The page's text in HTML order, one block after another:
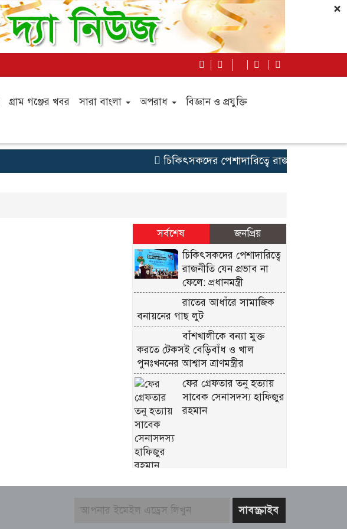
×
গ্রাম গঞ্জের খবর সারা বাংলা অপরাধ
বিজ্ঞান ও প্রযুক্তি
চিকিৎসকদের পেশাদারিত্বে রাজনীতি যেন প্রভাব
সর্বশেষ
জনপ্রিয়
চিকিৎসকদের পেশাদারিত্বে
রাজনীতি যেন প্রভাব না
ফেলে: প্রধানমন্ত্রী
রাতের আধাঁরে সামাজিক
বনায়নের গাছ লুট
বাঁশখালীকে বন্যা মুক্ত
করতে টেকসই বেড়িবাঁধ ও খাল
পুনঃখননের আশ্বাস ত্রাণমন্ত্রীর
ফের গ্রেফতার তনু হত্যায়
সাবেক সেনাসদস্য হাফিজুর
রহমান
বাজার সিন্ডিকেট ও
মজুতদারি করলেই কঠোর
ব্যবস্থা – আইনমন্ত্রী